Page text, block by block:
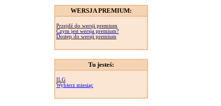
WERSJA PREMIUM:
Przejdź do wersji premium
Czym jest wersja premium?
Dostęp do wersji premium
Tu jesteś:
ILG
Wybierz miesiąc